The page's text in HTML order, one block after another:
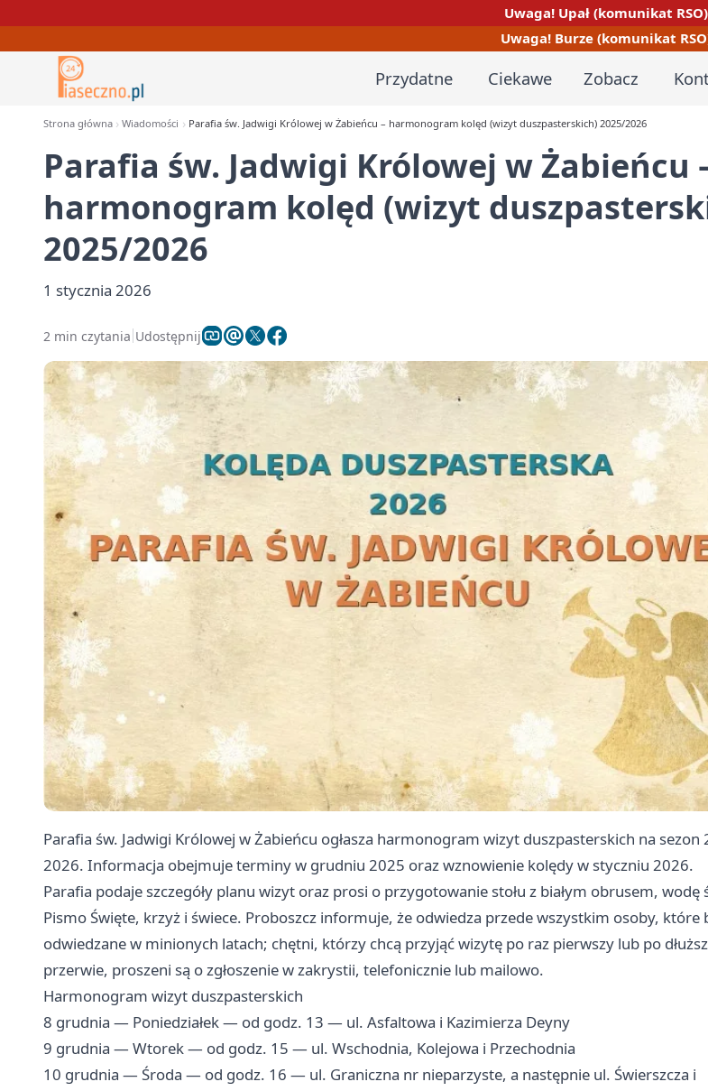
Uwaga! Upał (komunikat RSO)
Uwaga! Burze (komunikat
Przydatne Ciekawe Zobacz
Strona główna Wiadomości Parafia św. Jadwigi Królowej w Żabieńcu – harmonogram kolęd (wizyt duszpasterskich) 2025/2026
Parafia św. Jadwigi Królowej w Żabieńcu
harmonogram kolęd (wizyt
2025/2026
1 stycznia 2026
2 min czytania Udostępnij
Parafia św. Jadwigi Królowej w Żabieńcu ogłasza harmonogram wizyt duszpasterskich na sezon
2026. Informacja obejmuje terminy w grudniu 2025 oraz wznowienie kolędy w styczniu 2026.
Parafia podaje szczegóły planu wizyt oraz prosi o przygotowanie stołu z białym obrusem, wodę
Pismo Święte, krzyż i świece. Proboszcz informuje, że odwiedza przede wszystkim osoby, które
odwiedzane w minionych latach; chętni, którzy chcą przyjąć wizytę po raz pierwszy lub po
przerwie, proszeni są o zgłoszenie w zakrystii, telefonicznie lub mailowo.
Harmonogram wizyt duszpasterskich
8 grudnia — Poniedziałek — od godz. 13 — ul. Asfaltowa i Kazimierza Deyny
9 grudnia — Wtorek — od godz. 15 — ul. Wschodnia, Kolejowa i Przechodnia
10 grudnia — Środa — od godz. 16 — ul. Graniczna nr nieparzyste, a następnie ul. Świerszcza i